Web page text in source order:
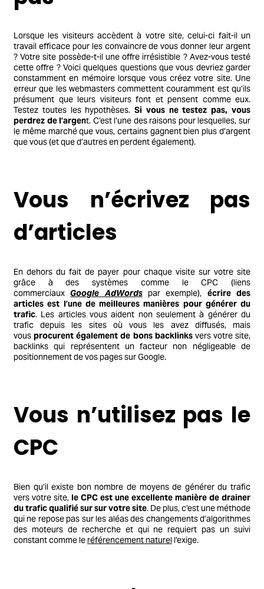
Lorsque les visiteurs accèdent à votre site, celui-ci fait-il un
travail efficace pour les convaincre de vous donner leur argent
? Votre site possède-t-il une offre irrésistible ? Avez-vous testé
cette offre ? Voici quelques questions que vous devriez garder
constamment en mémoire lorsque vous créez votre site. Une
erreur que les webmasters commettent couramment est qu’ils
présument que leurs visiteurs font et pensent comme eux.
Testez toutes les hypothèses.Si vous ne testez pas, vous
perdrez de l’argent. C’est l’une des raisons pour lesquelles, sur
le même marché que vous, certains gagnent bien plus d’argent
que vous (et que d’autres en perdent également).
Vous n’écrivez pas
d’articles
En dehors du fait de payer pour chaque visite sur votre site
grâce à des systèmes comme le CPC (liens
commerciauxGoogle AdWordspar exemple), écrire des
articles est l’une de meilleures manières pour générer du
trafic. Les articles vous aident non seulement à générer du
trafic depuis les sites où vous les avez diffusés, mais
vousprocurent également de bons backlinksvers votre site,
backlinks qui représentent un facteur non négligeable de
positionnement de vos pages sur Google.
Vous n’utilisez pas le
CPC
Bien qu’il existe bon nombre de moyens de générer du trafic
vers votre site, le CPC est une excellente manière de drainer
du trafic qualifié sur sur votre site. De plus, c’est une méthode
qui ne repose pas sur les aléas des changements d’algorithmes
des moteurs de recherche et qui ne requiert pas un suivi
constant comme le référencement naturel l’exige.